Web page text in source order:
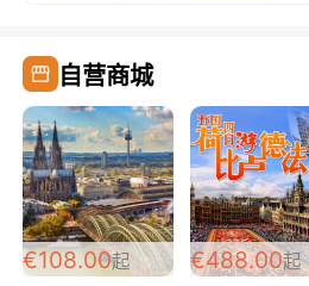
自营商城
€108.00起 €488.00起